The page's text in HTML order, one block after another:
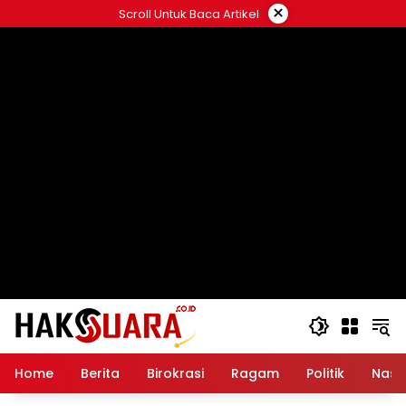
ke
Scroll Untuk Baca Artikel ×
Home Berita Birokrasi Ragam Politik